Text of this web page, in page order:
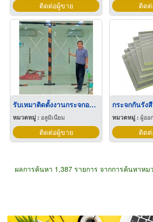
ติดต่อผู้ขาย ติด
รับเหมาติดตั้งงานกระจกอลูมิเนียม
หมวดหมู่ : อลูมิเนียม
ติดต่อผู้ขาย
กระจกกันรังสี
หมวดหมู่ :ผู้ออ
ติด
ผลการค้นหา 1,387 รายการ จากการค้นหาหม